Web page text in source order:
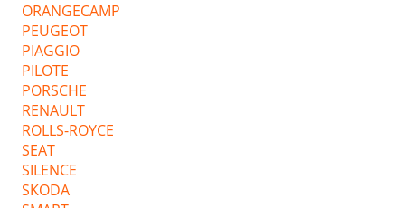
ORANGECAMP
PEUGEOT
PIAGGIO
PILOTE
PORSCHE
RENAULT
ROLLS-ROYCE
SEAT
SILENCE
SKODA